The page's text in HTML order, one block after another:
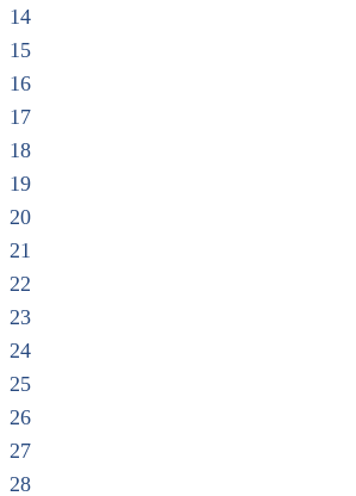
14
15
16
17
18
19
20
21
22
23
24
25
26
27
28